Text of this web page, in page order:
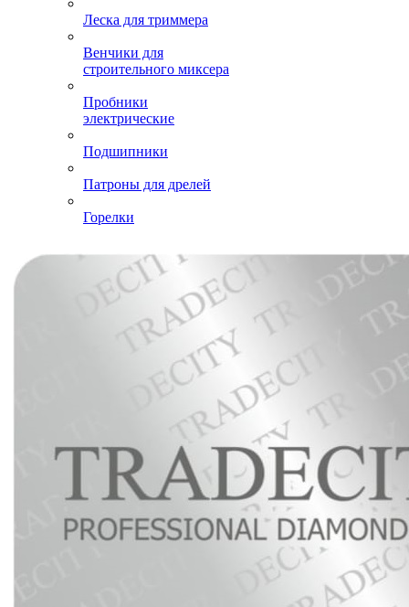
Леска для триммера
Венчики для
строительного миксера
Пробники
электрические
Подшипники
Патроны для дрелей
Горелки